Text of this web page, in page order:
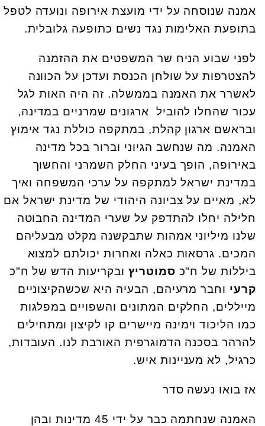
אמנה שנוסחה על ידי מועצת אירופה ונועדה לטפל
בתופעת האלימות נגד נשים כתופעה גלובלית.
לפני שבוע הניח שר המשפטים את ההזמנה
להצטרפות על שולחן הכנסת ועדכן על הכוונה
לאשרר את האמנה בממשלה. זה היה האות לגל
עכור שהחלו להוביל ארגונים שמרניים במדינה,
ובראשם ארגון קהלת, במתקפה כוללת נגד אימוץ
האמנה. מה שנחשב הגיוני וברור בכל מדינה
באירופה, הופך בעיני החלק השמרני והחשוך
במדינת ישראל למתקפה על ערכי המשפחה ואיך
לא, מאיים על צביונה היהודי של מדינת ישראל אם
חלילה יחלו להתדפק על שערי המדינה החבוטה
שלנו מיליוני אמהות שתבקשנה מקלט מבעליהם
המכים. גרסאות כאלה ואחרות יכולתם למצוא
ביללות של ח"כ סמוטריץ ובקריעות הדש של ח"כ
קרעי וחבר מרעיהם, הבעיה היא שכשהקיצוניים
מייללים, החלקים המתונים והשפויים במפלגות
כמו הליכוד וימינה מיישרים קו לקיצון ומתחילים
להרהר בסכנה הדמוגרפית האורבת לנו. העובדות,
כרגיל, לא מעניינות איש.
אז בואו נעשה סדר
האמנה שנחתמה כבר על ידי 45 מדינות ובהן